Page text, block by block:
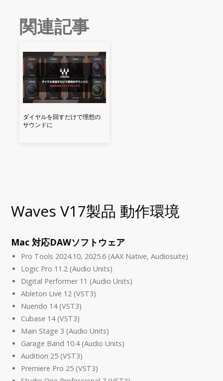
関連記事
ダイヤルを回すだけで理想の
サウンドに
Waves V17製品 動作環境
Mac 対応DAWソフトウェア
Pro Tools 2024.10, 2025.6 (AAX Native, Audiosuite)
Logic Pro 11.2 (Audio Units)
Digital Performer 11 (Audio Units)
Ableton Live 12 (VST3)
Nuendo 14 (VST3)
Cubase 14 (VST3)
Main Stage 3 (Audio Units)
Garage Band 10.4 (Audio Units)
Audition 25 (VST3)
Premiere Pro 25 (VST3)